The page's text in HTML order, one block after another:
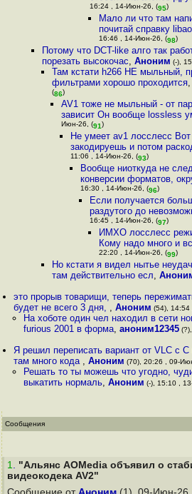
16:24 , 14-Июн-26, (95)
Мало ли что там
почитай справку
16:46 , 14-Июн-26, (98)
Потому что DCT-like алго так
порезать высокочас,Аноним (-),
Там кстати h266 НЕ мыльный,
фильтрами хорошо проходится,
(86)
AV1 тоже не мыльный - от
зависит Он вообще lossless
Июн-26, (91)
Не умеет av1 лосслесс
закодируешь и потом
11:06 , 14-Июн-26, (93)
Вообще ниоткуда не
конверсии форматов,
16:30 , 14-Июн-26, (96)
Если получается
раздутого до
16:45 , 14-Июн-26, (97)
ИМХО лосслесс
Кому надо много и
22:20 , 14-Июн-26, (99)
Но кстати я видел нытье
там действительно есл,
это прорыв товарищи, теперь
будет не всего 3 дня, ,Аноним (54),
На хоботе один чел находил в сети
furious 2001 в форма, аноним12345(?),
Я решил переписать вариант от VLC с
там много кода ,Аноним (70), 20:26 , 09-
Решать то ты можешь что угодно,
выкатить нормаль, Аноним (-), 15:10 ,
Сообщения
1. "Альянс AOMedia объявил о
видеокодека AV2"